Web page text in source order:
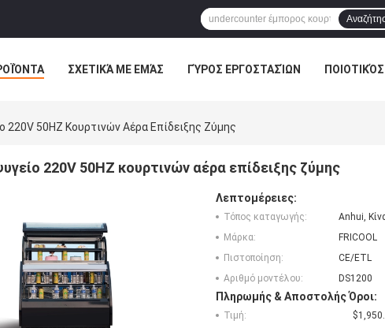
ΣΧΕΤΙΚΆ ΜΕ ΕΜΆΣ ΓΎΡΟΣ ΕΡΓΟΣΤΑΣΊΩΝ
220V 50HZ Κουρτινών Αέρα Επίδειξης Ζύμης
220V 50HZ κουρτινών αέρα επίδειξης ζύμης
Λεπτομέρειες:
Τόπος καταγωγής:
Anhui,
Μάρκα:
FRICOOL
Πιστοποίηση:
CE/ETL
Αριθμό μοντέλου:
DS1200
Πληρωμής & Αποστολής Όροι:
Τιμή: